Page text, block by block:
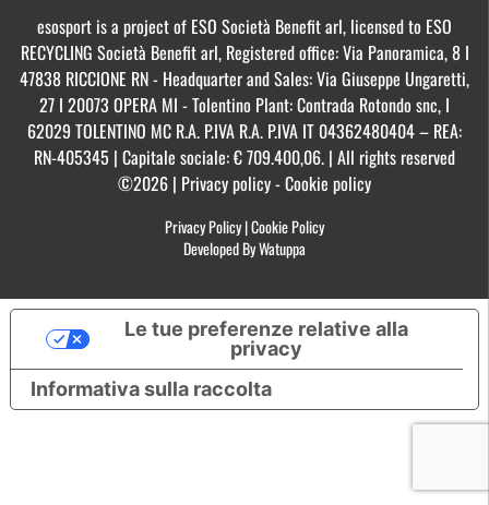
esosport is a project of ESO Società Benefit arl, licensed to ESO
RECYCLING Società Benefit arl, Registered office: Via Panoramica, 8 I
47838 RICCIONE RN - Headquarter and Sales: Via Giuseppe Ungaretti,
27 I 20073 OPERA MI - Tolentino Plant: Contrada Rotondo snc, I
62029 TOLENTINO MC R.A. P.IVA R.A. P.IVA IT 04362480404 – REA:
RN-405345 | Capitale sociale: € 709.400,06. | All rights reserved
©2026 | Privacy policy - Cookie policy
Privacy Policy|Cookie Policy
Developed By Watuppa
Informativa sulla raccolta
Le tue preferenze relative alla
privacy